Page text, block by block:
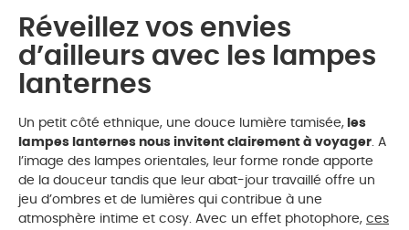
Réveillez vos envies
d’ailleurs avec les lampes
lanternes
Un petit côté ethnique, une douce lumière tamisée, les
lampes lanternes nous invitent clairement à voyager. A
l’image des lampes orientales, leur forme ronde apporte
de la douceur tandis que leur abat-jour travaillé offre un
jeu d’ombres et de lumières qui contribue à une
atmosphère intime et cosy. Avec un effet photophore, ces